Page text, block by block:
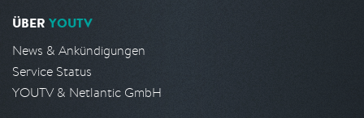
ÜBER YOUTV
News & Ankündigungen
Service Status
YOUTV & Netlantic GmbH